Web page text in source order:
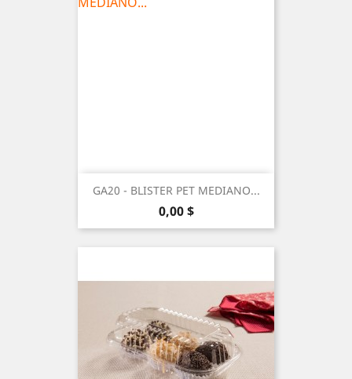
GA20 - BLISTER PET MEDIANO...
Precio
0,00 $